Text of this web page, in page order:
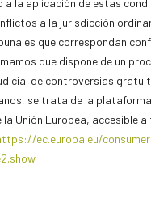
a la aplicación de estas
a la jurisdicción
que correspondan
que dispone de un
de controversias
se trata de la
la Unión Europea, accesible
ec.europa.eu/
.